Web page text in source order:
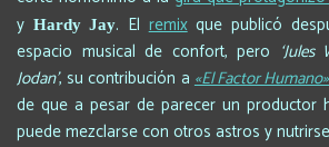
y Hardy Jay. Elremixque publicó
espacio musical de confort, pero ‘Jules
Jodan’, su contribución a «El Factor Humano»
de que a pesar de parecer un productor
puede mezclarse con otros astros y